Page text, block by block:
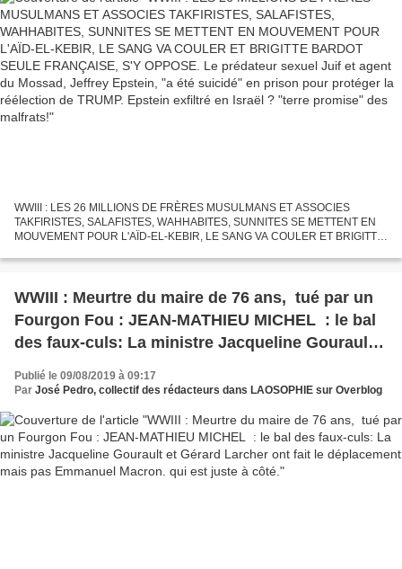
prédateur sexuel Juif et agent du Mossad,
Jeffrey Epstein, "a été suicidé" en prison pour
protéger la réélection de TRUMP. Epstein exfiltré
en Israël ? "terre promise" des malfrats!
WWIII : LES 26 MILLIONS DE FRÈRES MUSULMANS ET ASSOCIES
TAKFIRISTES, SALAFISTES, WAHHABITES, SUNNITES SE METTENT EN
MOUVEMENT POUR L'AÏD-EL-KEBIR, LE SANG VA COULER ET BRIGITTE
PAPE FRANCOIS...
WWIII : Meurtre du maire de 76 ans, tué par un
Fourgon Fou : JEAN-MATHIEU MICHEL : le bal
des faux-culs: La ministre Jacqueline Gourault
et Gérard Larcher ont fait le déplacement mais
pas Emmanuel Macron. qui est juste à côté.
Publié le 09/08/2019 à 09:17
Par José Pedro, collectif des rédacteurs dans LAOSOPHIE sur Overblog